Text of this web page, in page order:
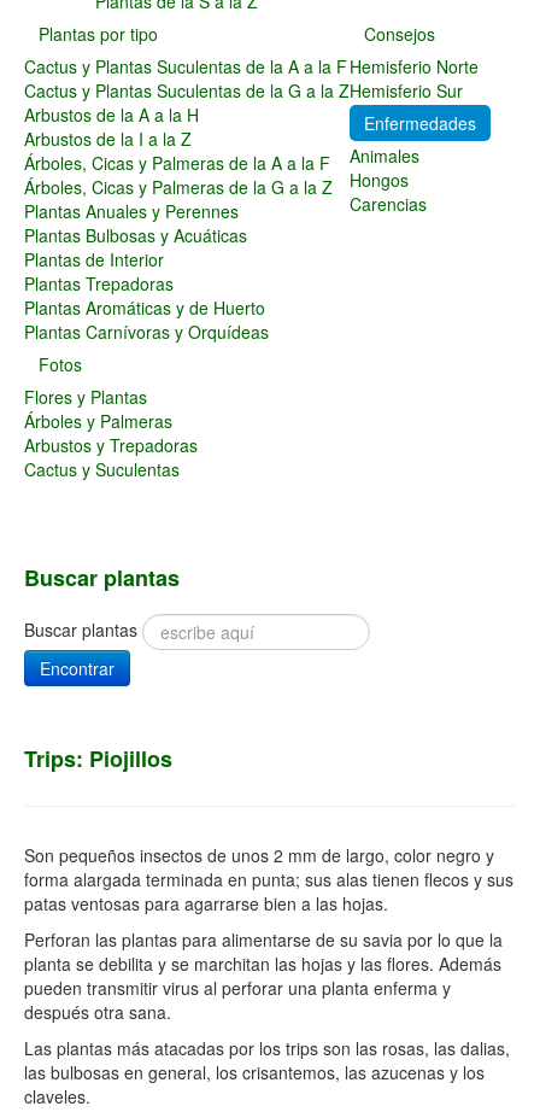
Consejos
Hemisferio Norte
Hemisferio Sur
Enfermedades
Animales
Hongos
Carencias
Fotos
Flores y Plantas
Árboles y Palmeras
Arbustos y Trepadoras
Plantas por tipo
Cactus y Plantas Suculentas de la A a la F
Cactus y Plantas Suculentas de la G a la Z
Arbustos de la A a la H
Arbustos de la I a la Z
Árboles, Cicas y Palmeras de la A a la F
Árboles, Cicas y Palmeras de la G a la Z
Plantas Anuales y Perennes
Plantas Bulbosas y Acuáticas
Plantas de Interior
Plantas Trepadoras
Plantas Aromáticas y de Huerto
Plantas Carnívoras y Orquídeas
Consejos
Hemisferio Norte
Hemisferio Sur
Enfermedades
Animales
Hongos
Carencias
Fotos
Flores y Plantas
Árboles y Palmeras
Arbustos y Trepadoras
Cactus y Suculentas
Buscar plantas
Buscar plantas
Encontrar
Trips: Piojillos
Son pequeños insectos de unos 2 mm de largo, color negro y
forma alargada terminada en punta; sus alas tienen flecos y sus
patas ventosas para agarrarse bien a las hojas.
Perforan las plantas para alimentarse de su savia por lo que la
planta se debilita y se marchitan las hojas y las flores. Además
pueden transmitir virus al perforar una planta enferma y
después otra sana.
Las plantas más atacadas por los trips son las rosas, las dalias,
las bulbosas en general, los crisantemos, las azucenas y los
claveles.